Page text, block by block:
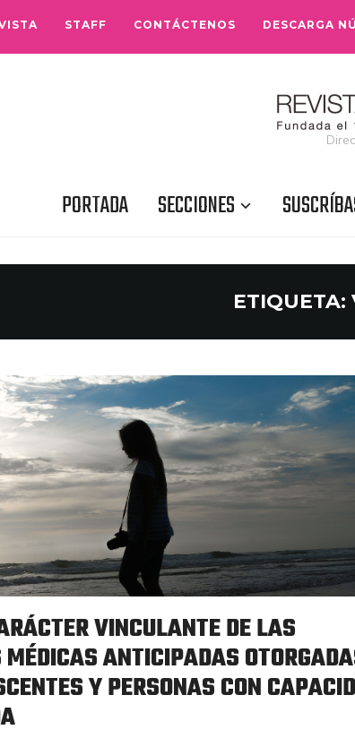
STAFF CONTÁCTENOS DESCARGA
PORTADA SECCIONES
ETIQUETA:
VINCULANTE DE LAS
ANTICIPADAS
Y PERSONAS CON